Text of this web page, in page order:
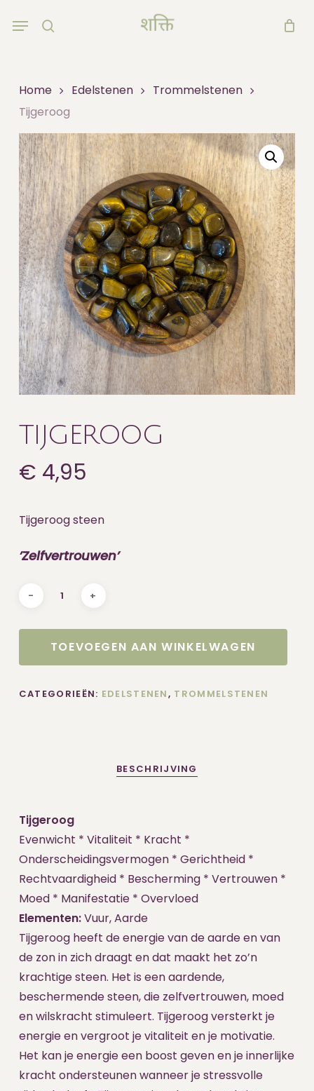
Menu
Home Edelstenen
Trommelstenen
Tijgeroog
TIJGEROOG
€ 4,95
Tijgeroog steen
’Zelfvertrouwen’
TOEVOEGEN AAN WINKELWAGEN
CATEGORIEËN: EDELSTENEN, TROMMELSTENEN
BESCHRIJVING
Tijgeroog
Evenwicht * Vitaliteit * Kracht *
Onderscheidingsvermogen * Gerichtheid *
Rechtvaardigheid * Bescherming * Vertrouwen *
Moed * Manifestatie * Overvloed
Elementen:Vuur, Aarde
Tijgeroog heeft de energie van de aarde en van
de zon in zich draagt en dat maakt het zo’n
krachtige steen. Het is een aardende,
beschermende steen, die zelfvertrouwen, moed
en wilskracht stimuleert. Tijgeroog versterkt je
energie en vergroot je vitaliteit en je motivatie.
Het kan je energie een boost geven en je innerlijke
kracht ondersteunen wanneer je stressvolle